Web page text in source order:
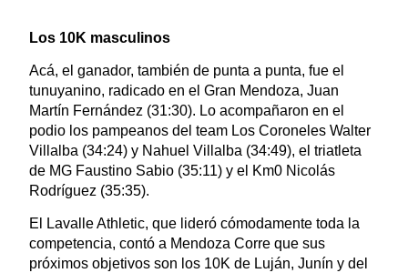
Los 10K masculinos
Acá, el ganador, también de punta a punta, fue el
tunuyanino, radicado en el Gran Mendoza, Juan
Martín Fernández (31:30). Lo acompañaron en el
podio los pampeanos del team Los Coroneles Walter
Villalba (34:24) y Nahuel Villalba (34:49), el triatleta
de MG Faustino Sabio (35:11) y el Km0 Nicolás
Rodríguez (35:35).
El Lavalle Athletic, que lideró cómodamente toda la
competencia, contó a Mendoza Corre que sus
próximos objetivos son los 10K de Luján, Junín y del